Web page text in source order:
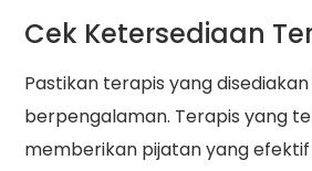
Cek Ketersediaan
Pastikan terapis yang
berpengalaman. Terapis yang
memberikan pijatan yang